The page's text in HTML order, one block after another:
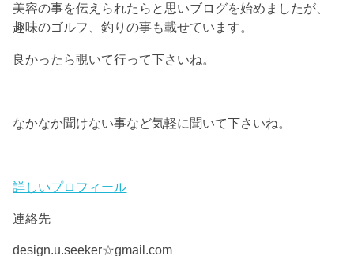
美容の事を伝えられたらと思いブログを始めましたが、
趣味のゴルフ、釣りの事も載せています。
良かったら覗いて行って下さいね。
なかなか聞けない事など気軽に聞いて下さいね。
詳しいプロフィール
連絡先
design.u.seeker☆gmail.com